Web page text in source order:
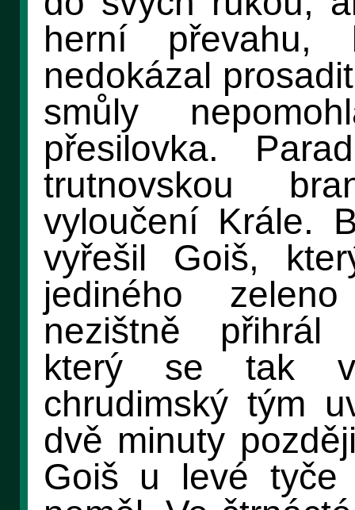
herní převahu,
nedokázal
smůly
přesilovka.
trutnovskou
vyloučení Krále.
vyřešil Goiš,
jediného
nezištně přihrál
který se tak
chrudimský tým
dvě minuty
Goiš u levé tyče